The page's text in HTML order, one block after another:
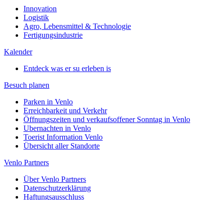
Innovation
Logistik
Agro, Lebensmittel & Technologie
Fertigungsindustrie
Kalender
Entdeck was er su erleben is
Besuch planen
Parken in Venlo
Erreichbarkeit und Verkehr
Öffnungszeiten und verkaufsoffener Sonntag in Venlo
Ubernachten in Venlo
Toerist Information Venlo
Übersicht aller Standorte
Venlo Partners
Über Venlo Partners
Datenschutzerklärung
Haftungsausschluss